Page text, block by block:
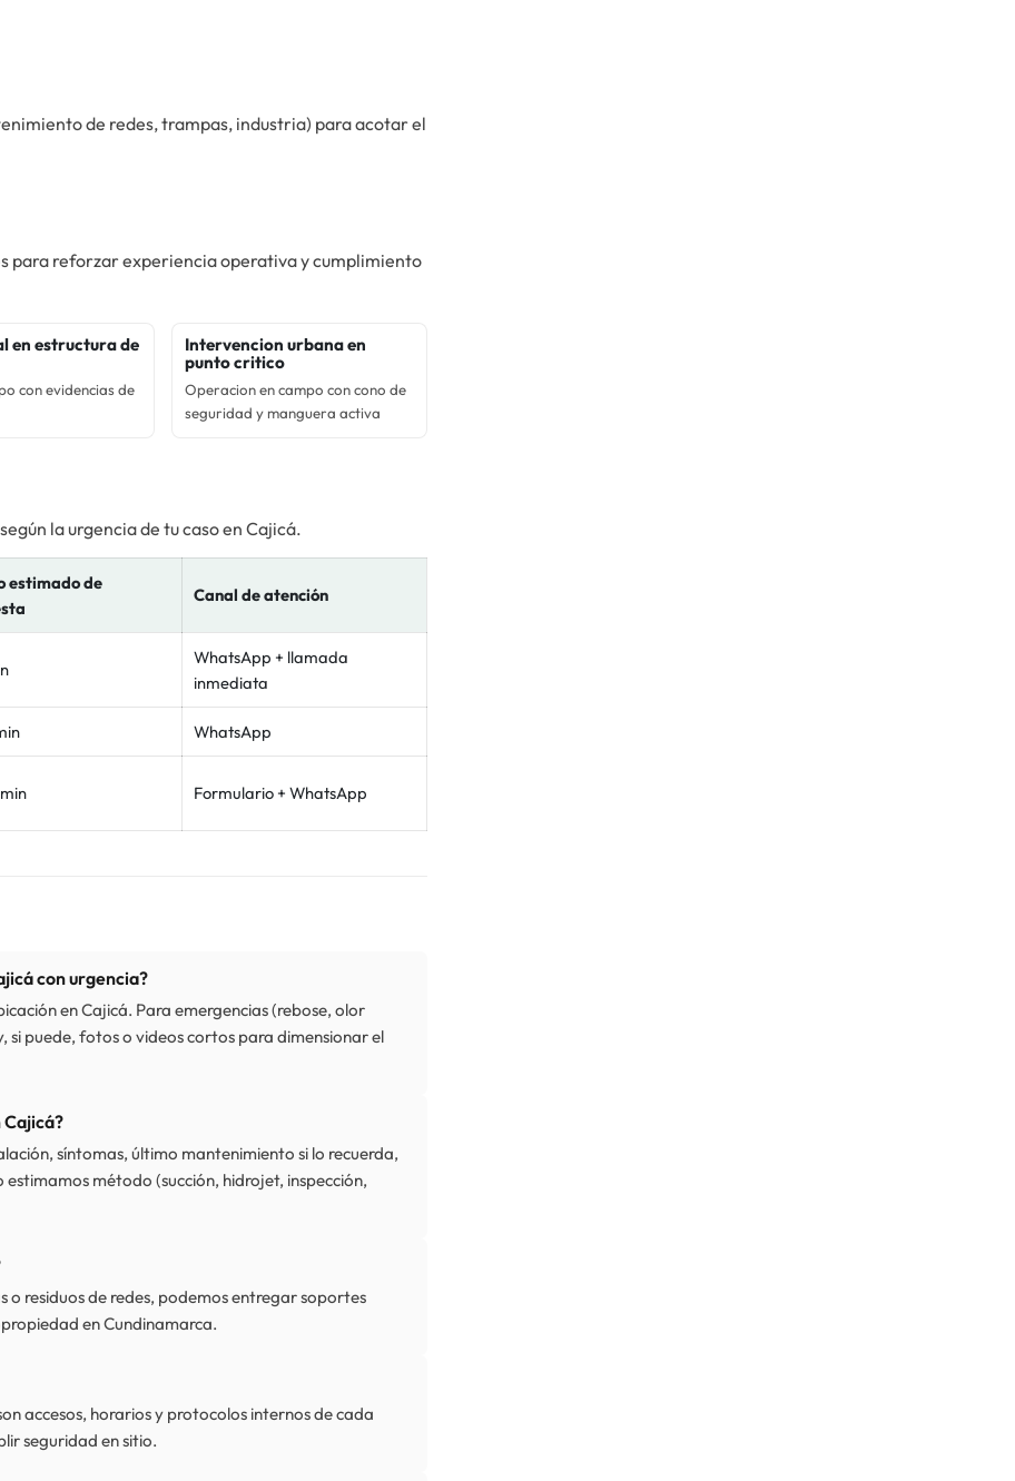
de redes, trampas, industria) para acotar el
para reforzar experiencia operativa y cumplimiento
en estructura de
con evidencias de
Intervencion urbana en
punto critico
Operacion en campo con cono de
seguridad y manguera activa
la urgencia de tu caso en Cajicá.
estimado de
Canal de atención
WhatsApp + llamada
inmediata
WhatsApp
Formulario + WhatsApp
con urgencia?
en Cajicá. Para emergencias (rebose, olor
puede, fotos o videos cortos para dimensionar el
síntomas, último mantenimiento si lo recuerda,
método (succión, hidrojet, inspección,
residuos de redes, podemos entregar soportes
en Cundinamarca.
accesos, horarios y protocolos internos de cada
seguridad en sitio.